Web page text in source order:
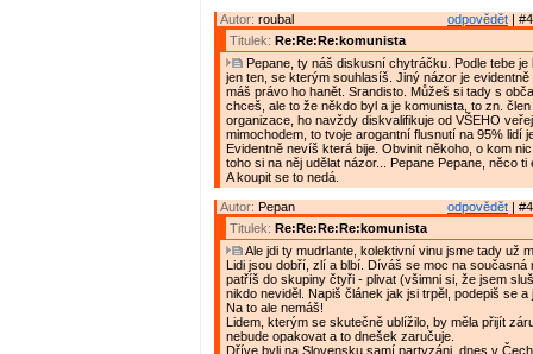
odpovědět |
Autor: roubal
Titulek: Re:Re:Re:komunista
Pepane, ty náš diskusní chytráčku. Podle tebe
jen ten, se kterým souhlasíš. Jiný názor je
máš právo ho hanět. Srandisto. Můžeš si tady s
chceš, ale to že někdo byl a je komunista, to zn.
organizace, ho navždy diskvalifikuje od VŠEHO
mimochodem, to tvoje arogantní flusnutí na 95% lidí
Evidentně nevíš která bije. Obvinit někoho, o kom
toho si na něj udělat názor... Pepane Pepane, něco
A koupit se to nedá.
odpovědět |
Autor: Pepan
Titulek: Re:Re:Re:Re:komunista
Ale jdi ty mudrlante, kolektivní vinu jsme tady už
Lidi jsou dobří, zlí a blbí. Díváš se moc na současná
patříš do skupiny čtyři - plivat (všimni si, že jsem
nikdo neviděl. Napiš článek jak jsi trpěl, podepiš se a
Na to ale nemáš!
Lidem, kterým se skutečně ublížilo, by měla přijít
nebude opakovat a to dnešek zaručuje.
Dříve byli na Slovensku samí partyzáni, dnes v